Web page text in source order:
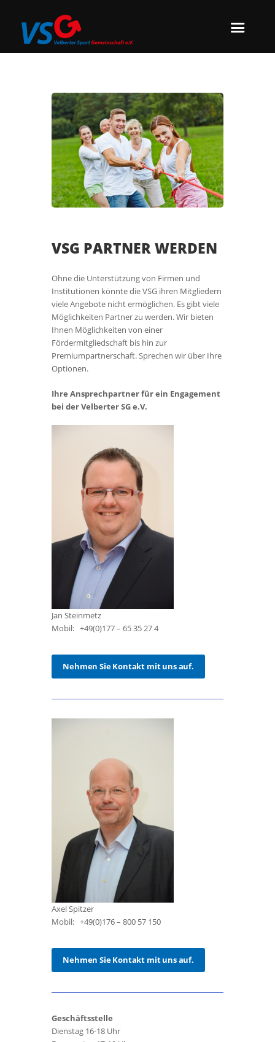
VSG PARTNER WERDEN
Ohne die Unterstützung von Firmen und
Institutionen könnte die VSG ihren Mitgliedern
viele Angebote nicht ermöglichen. Es gibt viele
Möglichkeiten Partner zu werden. Wir bieten
Ihnen Möglichkeiten von einer
Fördermitgliedschaft bis hin zur
Premiumpartnerschaft. Sprechen wir über Ihre
Optionen.
Ihre Ansprechpartner für ein Engagement
bei der Velberter SG e.V.
Jan Steinmetz
Mobil: +49(0)177 – 65 35 27 4
Nehmen Sie Kontakt mit uns auf.
Axel Spitzer
Mobil: +49(0)176 – 800 57 150
Nehmen Sie Kontakt mit uns auf.
Geschäftsstelle
Dienstag 16-18 Uhr